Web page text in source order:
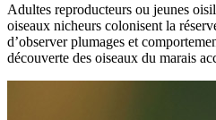
Adultes reproducteurs ou jeunes
oiseaux nicheurs colonisent la
d’observer plumages et
découverte des oiseaux du marais